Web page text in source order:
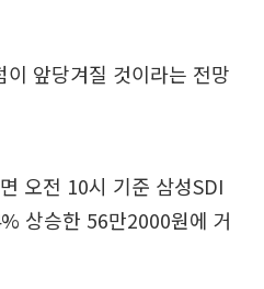
앞당겨질 것이라는 전망
오전 10시 기준 삼성SDI
상승한 56만2000원에 거